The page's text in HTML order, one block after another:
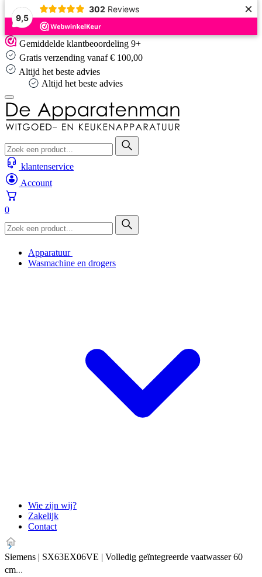
9,5
302 Reviews ×
Skip
to
content
Gemiddelde klantbeoordeling 9+
Gratis verzending vanaf € 100,00
Altijd het beste advies
Altijd het beste advies
klantenservice
Account
0
Apparatuur
Wasmachine en drogers
Wie zijn wij?
Zakelijk
Contact
Siemens | SX63EX06VE | Volledig geïntegreerde vaatwasser 60
cm